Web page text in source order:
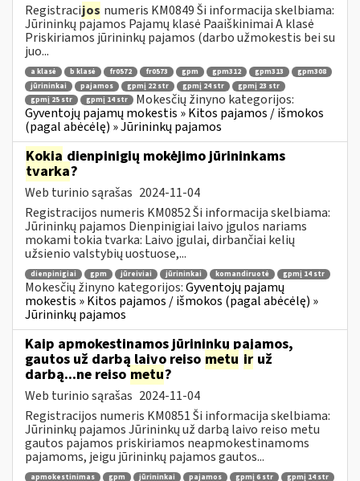
Registracijos numeris KM0849 Ši informacija skelbiama:
Jūrininkų pajamos Pajamų klasė Paaiškinimai A klasė
Priskiriamos jūrininkų pajamos (darbo užmokestis bei su
juo...
a klasė b klasė fr0572 fr0573 gpm gpm312 gpm313
gpm308
jūrininkai
pajamos gpmį 22 str gpmį 24 str
gpmį 23 str
gpmį 25 str
gpmį 14 str
Mokesčių žinyno kategorijos:
Gyventojų pajamų mokestis » Kitos pajamos / išmokos
(pagal abėcėlę) » Jūrininkų pajamos
Kokia dienpinigių mokėjimo jūrininkams
tvarka?
Web turinio sąrašas 2024-11-04
Registracijos numeris KM0852 Ši informacija skelbiama:
Jūrininkų pajamos Dienpinigiai laivo įgulos nariams
mokami tokia tvarka: Laivo įgulai, dirbančiai kelių
užsienio valstybių uostuose,...
dienpinigiai gpm jūreiviai jūrininkai komandiruotė gpmį 14 str
Mokesčių žinyno kategorijos:Gyventojų pajamų
mokestis » Kitos pajamos / išmokos (pagal abėcėlę) »
Jūrininkų pajamos
Kaip apmokestinamos jūrininkų pajamos,
gautos už darbą laivo reiso metu ir už
darbą...ne reiso metu?
Web turinio sąrašas 2024-11-04
Registracijos numeris KM0851 Ši informacija skelbiama:
Jūrininkų pajamos Jūrininkų už darbą laivo reiso metu
gautos pajamos priskiriamos neapmokestinamoms
pajamoms, jeigu jūrininkų pajamos gautos...
apmokestinimas gpm jūrininkai pajamos gpmį 6 str gpmį 14 str